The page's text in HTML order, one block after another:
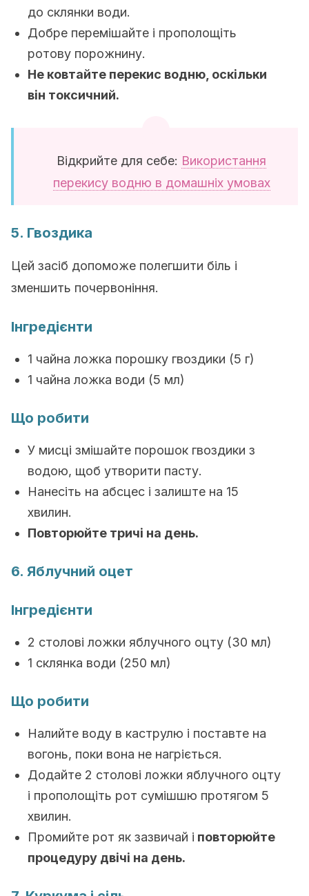
до склянки води.
Добре перемішайте і прополощіть
ротову порожнину.
Не ковтайте перекис водню, оскільки
він токсичний.
Відкрийте для себе: Використання
перекису водню в домашніх умовах
5. Гвоздика
Цей засіб допоможе полегшити біль і
зменшить почервоніння.
Інгредієнти
1 чайна ложка порошку гвоздики (5 г)
1 чайна ложка води (5 мл)
Що робити
У мисці змішайте порошок гвоздики з
водою, щоб утворити пасту.
Нанесіть на абсцес і залиште на 15
хвилин.
Повторюйте тричі на день.
6. Яблучний оцет
Інгредієнти
2 столові ложки яблучного оцту (30 мл)
1 склянка води (250 мл)
Що робити
Налийте воду в каструлю і поставте на
вогонь, поки вона не нагріється.
Додайте 2 столові ложки яблучного оцту
і прополощіть рот сумішшю протягом 5
хвилин.
Промийте рот як зазвичай і повторюйте
процедуру двічі на день.